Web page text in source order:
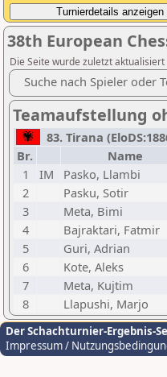
38th European
Die Seite wurde zuletzt
Suche nach Spieler oder
Teamaufstellung
83. Tirana
Br.
Name
1
IM Pasko, Llambi
2
Pasku, Sotir
3
Meta, Bimi
4
Bajraktari, Fatmir
5
Guri, Adrian
6
Kote, Aleks
7
Meta, Kujtim
8
Llapushi, Marjo
Der Schachturnier-Ergebnis-
Impressum /